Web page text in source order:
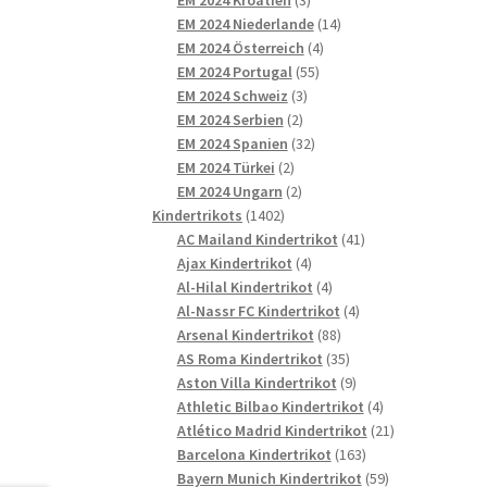
Produkte
EM 2024 Niederlande 1414
EM 2024 Österreich 44
Produkte
EM 2024 Portugal 5555
EM 2024 Schweiz 33
Produkte
EM 2024 Serbien 22
Produkte
EM 2024 Spanien 3232
EM 2024 Türkei 22
Produkte
EM 2024 Ungarn 22
Kindertrikots 14021402
Produkte
AC Mailand Kindertrikot 4141
Ajax Kindertrikot 44
Produkte
Al-Hilal Kindertrikot 44
Produkte
Al-Nassr FC Kindertrikot 44
Arsenal Kindertrikot 8888
Produkte
AS Roma Kindertrikot 3535
Produkte
Aston Villa Kindertrikot 99
Produkte
Athletic Bilbao Kindertrikot 44
Produkte
Atlético Madrid Kindertrikot 2121
Barcelona Kindertrikot 163163
Produkte
Bayern Munich Kindertrikot 5959